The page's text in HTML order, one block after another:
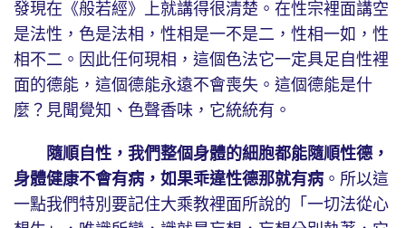
發現在《般若經》上就講得很清楚。在性宗裡面講空
是法性，色是法相，性相是一不是二，性相一如，性
相不二。因此任何現相，這個色法它一定具足自性裡
面的德能，這個德能永遠不會喪失。這個德能是什
麼？見聞覺知、色聲香味，它統統有。
隨順自性，我們整個身體的細胞都能隨順性德，
身體健康不會有病，如果乖違性德那就有病 。所以這
一點我們特別要記住大乘教裡面所說的「一切法從心